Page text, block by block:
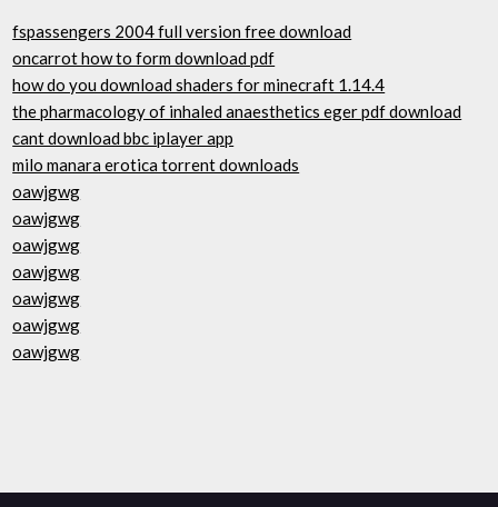
fspassengers 2004 full version free download
oncarrot how to form download pdf
how do you download shaders for minecraft 1.14.4
the pharmacology of inhaled anaesthetics eger pdf download
cant download bbc iplayer app
milo manara erotica torrent downloads
oawjgwg
oawjgwg
oawjgwg
oawjgwg
oawjgwg
oawjgwg
oawjgwg